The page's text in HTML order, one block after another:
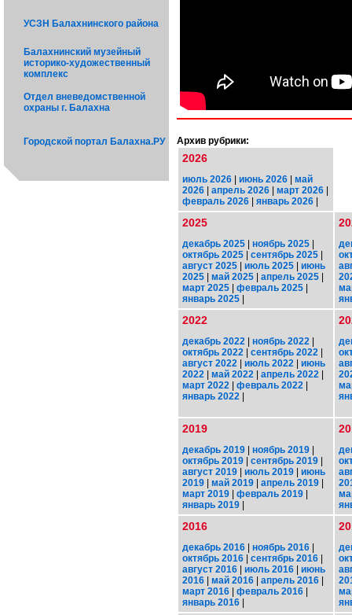
УСЗН Балахнинского района
Балахнинский музейный
историко-художественный
комплекс
Отдел вневедомственной
охраны г. Балахна
Городской портал Балахна.РУ Архив рубрики:
2026
июль 2026 | июнь 2026 | май
2026 | апрель 2026 | март 2026 |
февраль 2026 | январь 2026 |
2025
декабрь 2025 | ноябрь 2025 |
октябрь 2025 | сентябрь 2025 |
август 2025 | июль 2025 | июнь
2025 | май 2025 | апрель 2025 |
март 2025 | февраль 2025 |
январь 2025 |
2022
декабрь 2022 | ноябрь 2022 |
октябрь 2022 | сентябрь 2022 |
август 2022 | июль 2022 | июнь
2022 | май 2022 | апрель 2022 |
март 2022 | февраль 2022 |
январь 2022 |
2019
декабрь 2019 | ноябрь 2019 |
октябрь 2019 | сентябрь 2019 |
август 2019 | июль 2019 | июнь
2019 | май 2019 | апрель 2019 |
март 2019 | февраль 2019 |
январь 2019 |
2016
декабрь 2016 | ноябрь 2016 |
октябрь 2016 | сентябрь 2016 |
август 2016 | июль 2016 | июнь
2016 | май 2016 | апрель 2016 |
март 2016 | февраль 2016 |
январь 2016 |